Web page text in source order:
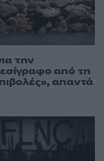
την
από τη
απαντά